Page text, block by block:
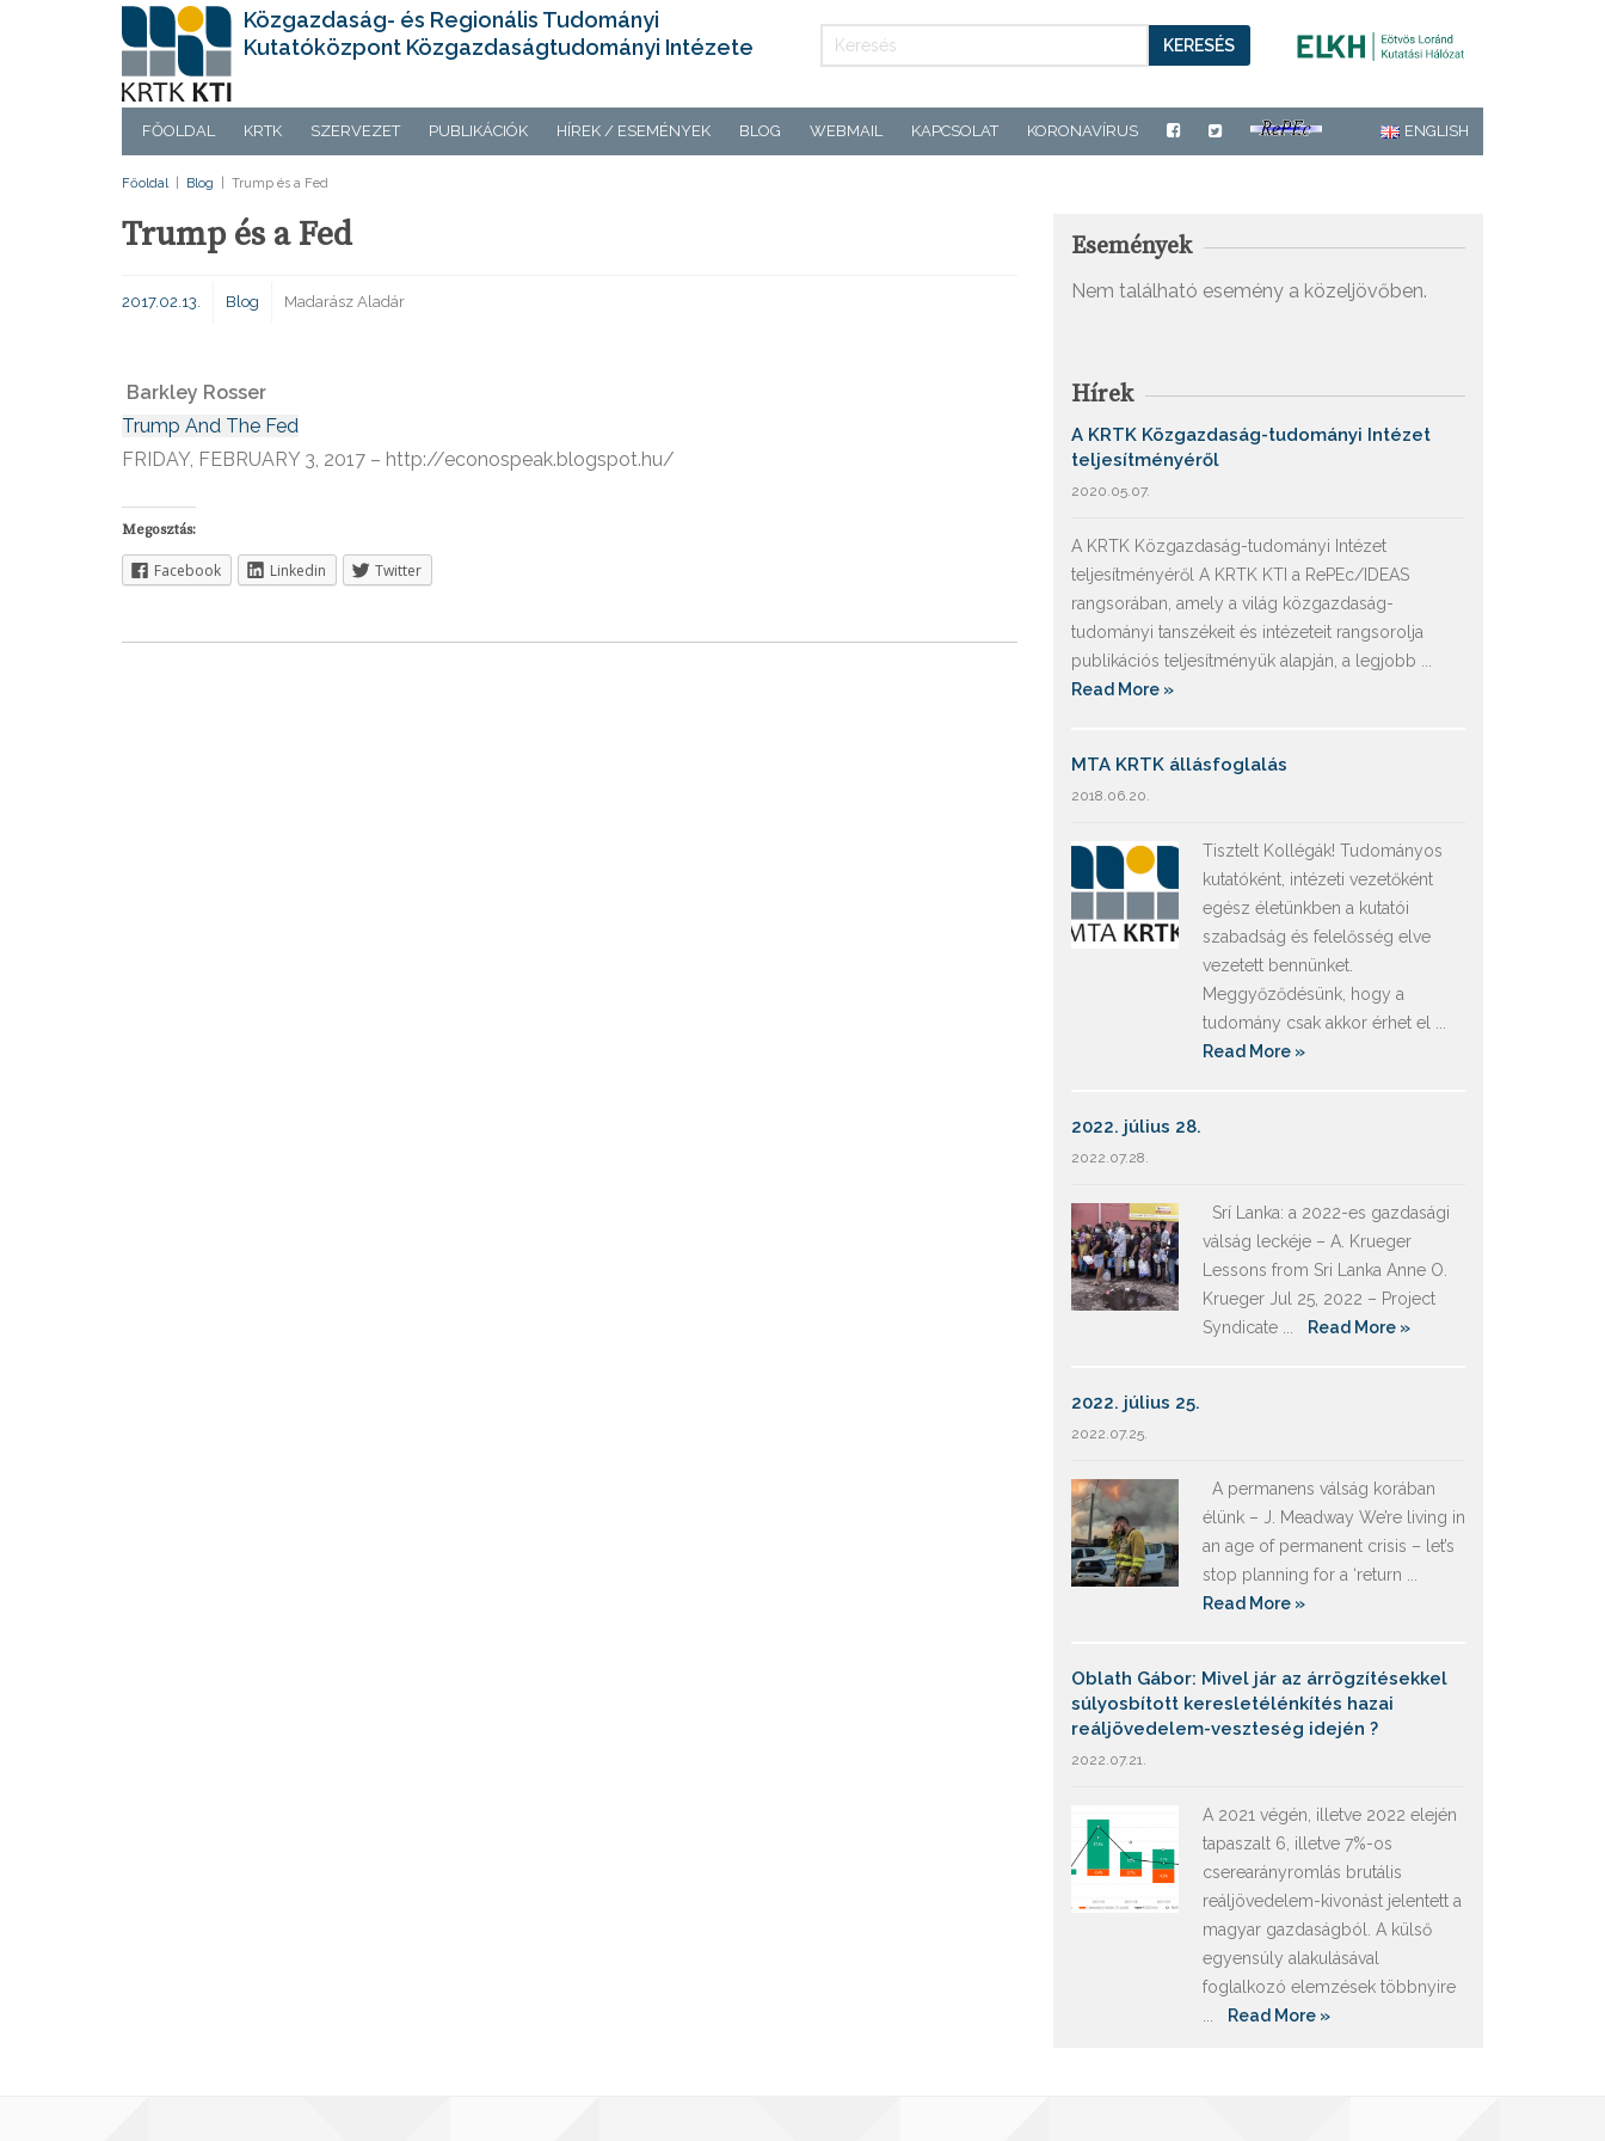
Közgazdaság- és Regionális Tudományi
Kutatóközpont Közgazdaságtudományi Intézete
KERESÉS
FŐOLDAL KRTK SZERVEZET PUBLIKÁCIÓK HÍREK / ESEMÉNYEK BLOG WEBMAIL KAPCSOLAT KORONAVÍRUS ENGLISH
Főoldal Blog Trump és a Fed
Trump és a Fed
2017.02.13. Blog Madarász Aladár
Barkley Rosser
Trump And The Fed
FRIDAY, FEBRUARY 3, 2017 – http://econospeak.blogspot.hu/
Megosztás:
Facebook Linkedin Twitter
Események
Nem található esemény a közeljövőben.
Hírek
A KRTK Közgazdaság-tudományi Intézet
teljesítményéről
2020.05.07.
A KRTK Közgazdaság-tudományi Intézet
teljesítményéről A KRTK KTI a RePEc/IDEAS
rangsorában, amely a világ közgazdaság-
tudományi tanszékeit és intézeteit rangsorolja
publikációs teljesítményük alapján, a legjobb ...
Read More »
MTA KRTK állásfoglalás
2018.06.20.
Tisztelt Kollégák! Tudományos
kutatóként, intézeti vezetőként
egész életünkben a kutatói
szabadság és felelősség elve
vezetett bennünket.
Meggyőződésünk, hogy a
tudomány csak akkor érhet el ...
Read More »
2022. július 28.
2022.07.28.
Srí Lanka: a 2022-es gazdasági
válság leckéje – A. Krueger
Lessons from Sri Lanka Anne O.
Krueger Jul 25, 2022 – Project
Syndicate ...
Read More »
2022. július 25.
2022.07.25.
A permanens válság korában
élünk – J. Meadway We’re living in
an age of permanent crisis – let’s
stop planning for a ‘return ...
Read More »
Oblath Gábor: Mivel jár az árrögzítésekkel
súlyosbított keresletélénkítés hazai
reáljövedelem-veszteség idején ?
2022.07.21.
A 2021 végén, illetve 2022 elején
tapaszalt 6, illetve 7%-os
cserearányromlás brutális
reáljövedelem-kivonást jelentett a
magyar gazdaságból. A külső
egyensúly alakulásával
foglalkozó elemzések többnyire
Read More »